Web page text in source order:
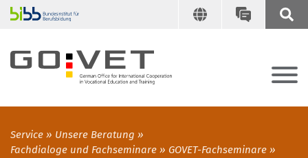
Service
Unsere Beratung
Fachdialoge und Fachseminare
GOVET-Fachseminare